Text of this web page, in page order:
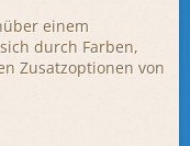
einem
durch Farben,
Zusatzoptionen von